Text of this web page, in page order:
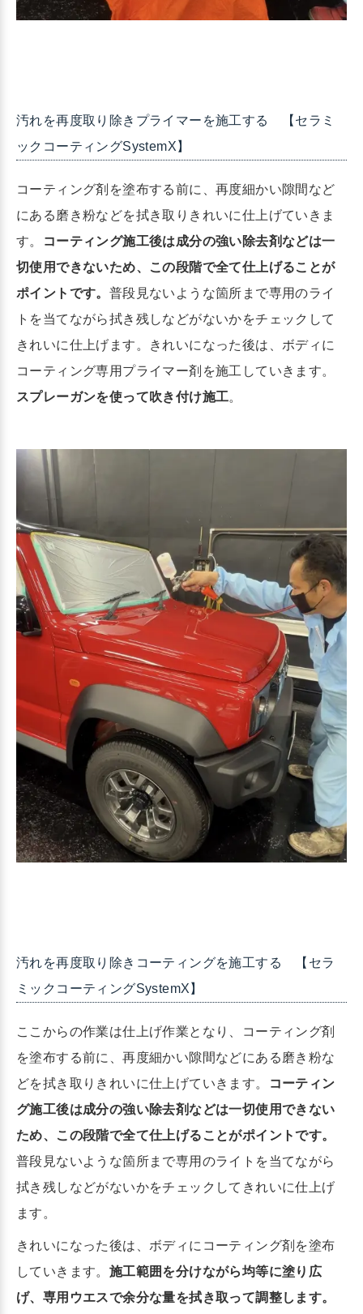
汚れを再度取り除きプライマーを施工する 【セラミ
ックコーティングSystemX】
コーティング剤を塗布する前に、再度細かい隙間など
にある磨き粉などを拭き取りきれいに仕上げていきま
す。
コーティング施工後は成分の強い除去剤などは一
切使用できないため、この段階で全て仕上げることが
ポイントです。 普段見ないような箇所まで専用のライ
トを当てながら拭き残しなどがないかをチェックして
きれいに仕上げます。きれいになった後は、ボディに
コーティング専用プライマー剤を施工していきます。
スプレーガンを使って吹き付け施工。
汚れを再度取り除きコーティングを施工する 【セラ
ミックコーティングSystemX】
ここからの作業は仕上げ作業となり、コーティング剤
を塗布する前に、再度細かい隙間などにある磨き粉な
どを拭き取りきれいに仕上げていきます。
コーティン
グ施工後は成分の強い除去剤などは一切使用できない
ため、この段階で全て仕上げることがポイントです。
普段見ないような箇所まで専用のライトを当てながら
拭き残しなどがないかをチェックしてきれいに仕上げ
ます。
きれいになった後は、ボディにコーティング剤を塗布
していきます。 施工範囲を分けながら均等に塗り広
げ、専用ウエスで余分な量を拭き取って調整します。